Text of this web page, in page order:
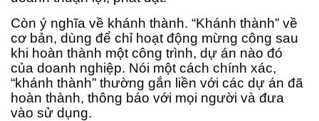
Còn ý nghĩa về khánh thành. “Khánh thành” về
cơ bản, dùng để chỉ hoạt động mừng công sau
khi hoàn thành một công trình, dự án nào đó
của doanh nghiệp. Nói một cách chính xác,
“khánh thành” thường gắn liền với các dự án đã
hoàn thành, thông báo với mọi người và đưa
vào sử dụng.